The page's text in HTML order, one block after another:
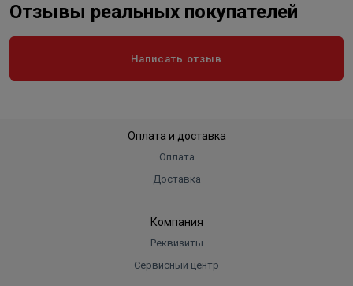
Отзывы реальных покупателей
Написать отзыв
Оплата и доставка
Оплата
Доставка
Компания
Реквизиты
Сервисный центр